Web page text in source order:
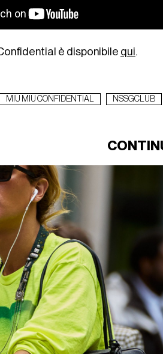
è disponibile qui
MIU MIU CONFIDENTIAL NSSGCLUB